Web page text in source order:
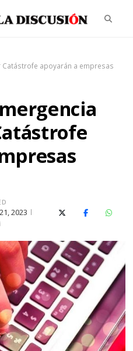
apoyarán a empresas
2023
X (Twitter)Facebook